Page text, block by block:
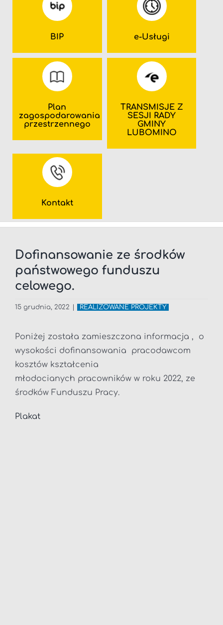
BIP e-Usługi
Plan
zagospodarowania
przestrzennego
TRANSMISJE Z
SESJI RADY
GMINY
LUBOMINO
Kontakt
Dofinansowanie ze środków
państwowego funduszu
celowego.
15 grudnia, 2022 REALIZOWANE PROJEKTY
Poniżej została zamieszczona informacja , o
wysokości dofinansowania pracodawcom
kosztów kształcenia
młodocianych pracowników w roku 2022, ze
środków Funduszu Pracy.
Plakat